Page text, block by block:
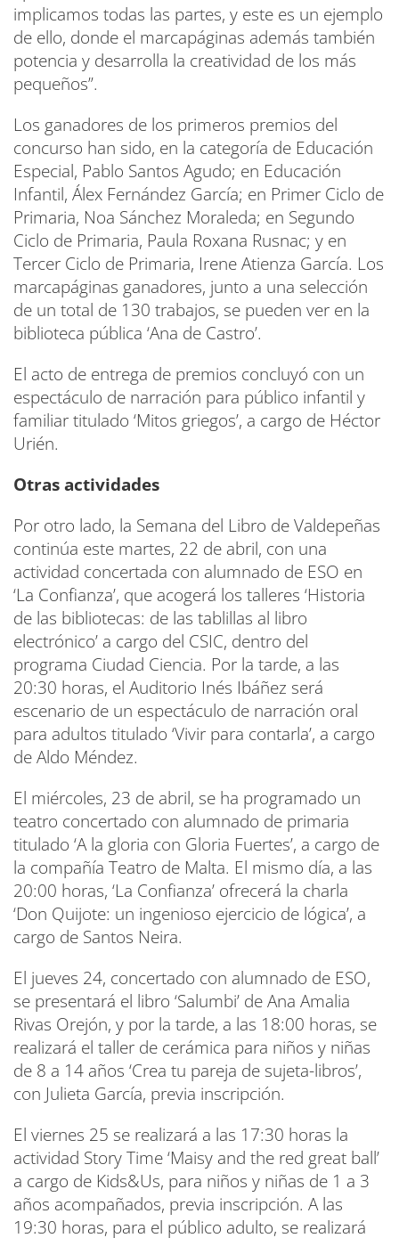
implicamos todas las partes, y este es un ejemplo
de ello, donde el marcapáginas además también
potencia y desarrolla la creatividad de los más
pequeños”.
Los ganadores de los primeros premios del
concurso han sido, en la categoría de Educación
Especial, Pablo Santos Agudo; en Educación
Infantil, Álex Fernández García; en Primer Ciclo de
Primaria, Noa Sánchez Moraleda; en Segundo
Ciclo de Primaria, Paula Roxana Rusnac; y en
Tercer Ciclo de Primaria, Irene Atienza García. Los
marcapáginas ganadores, junto a una selección
de un total de 130 trabajos, se pueden ver en la
biblioteca pública ‘Ana de Castro’.
El acto de entrega de premios concluyó con un
espectáculo de narración para público infantil y
familiar titulado ‘Mitos griegos’, a cargo de Héctor
Urién.
Otras actividades
Por otro lado, la Semana del Libro de Valdepeñas
continúa este martes, 22 de abril, con una
actividad concertada con alumnado de ESO en
‘La Confianza’, que acogerá los talleres ‘Historia
de las bibliotecas: de las tablillas al libro
electrónico’ a cargo del CSIC, dentro del
programa Ciudad Ciencia. Por la tarde, a las
20:30 horas, el Auditorio Inés Ibáñez será
escenario de un espectáculo de narración oral
para adultos titulado ‘Vivir para contarla’, a cargo
de Aldo Méndez.
El miércoles, 23 de abril, se ha programado un
teatro concertado con alumnado de primaria
titulado ‘A la gloria con Gloria Fuertes’, a cargo de
la compañía Teatro de Malta. El mismo día, a las
20:00 horas, ‘La Confianza’ ofrecerá la charla
‘Don Quijote: un ingenioso ejercicio de lógica’, a
cargo de Santos Neira.
El jueves 24, concertado con alumnado de ESO,
se presentará el libro ‘Salumbi’ de Ana Amalia
Rivas Orejón, y por la tarde, a las 18:00 horas, se
realizará el taller de cerámica para niños y niñas
de 8 a 14 años ‘Crea tu pareja de sujeta-libros’,
con Julieta García, previa inscripción.
El viernes 25 se realizará a las 17:30 horas la
actividad Story Time ‘Maisy and the red great ball’
a cargo de Kids&Us, para niños y niñas de 1 a 3
años acompañados, previa inscripción. A las
19:30 horas, para el público adulto, se realizará